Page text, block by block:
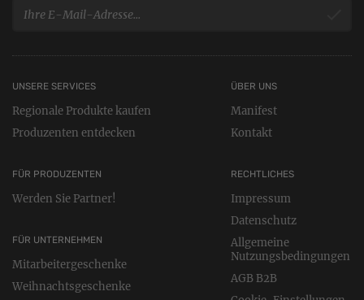
UNSERE SERVICES
Regionale Produkte kaufen
Produzenten entdecken
FÜR PRODUZENTEN
Werden Sie Partner!
FÜR UNTERNEHMEN
Mitarbeitergeschenke
Weihnachtsgeschenke
RECHTLICHES
Impressum
Datenschutz
Allgemeine
Nutzungsbedingungen
AGB B2B
ÜBER UNS
Manifest
Kontakt